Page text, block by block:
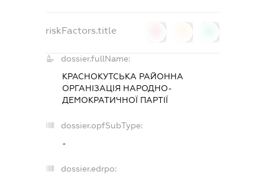
riskFactors.title
dossier.fullName:
КРАСНОКУТСЬКА РАЙОННА
ОРГАНІЗАЦІЯ НАРОДНО-
ДЕМОКРАТИЧНОЇ ПАРТІЇ
dossier.opfSubType:
-
dossier.edrpo: